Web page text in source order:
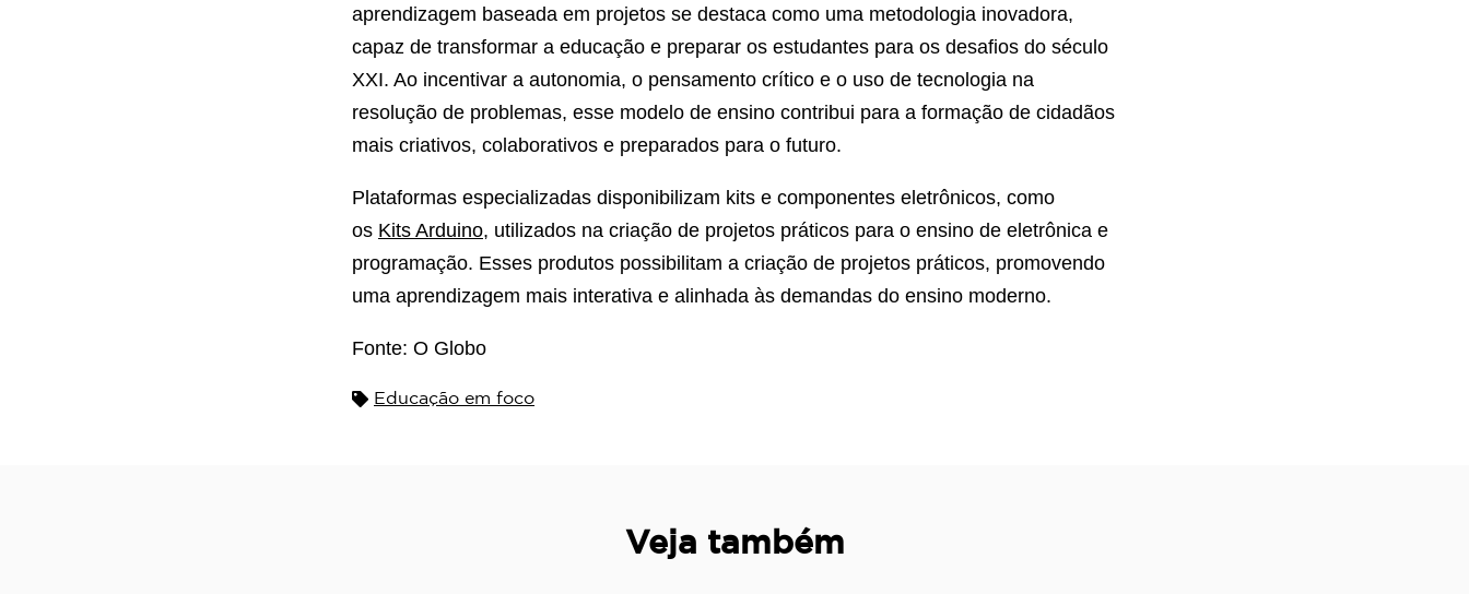
aprendizagem baseada em projetos se destaca como uma metodologia inovadora,
capaz de transformar a educação e preparar os estudantes para os desafios do século
XXI. Ao incentivar a autonomia, o pensamento crítico e o uso de tecnologia na
resolução de problemas, esse modelo de ensino contribui para a formação de cidadãos
mais criativos, colaborativos e preparados para o futuro.
Plataformas especializadas disponibilizam kits e componentes eletrônicos, como
os Kits Arduino, utilizados na criação de projetos práticos para o ensino de eletrônica e
programação. Esses produtos possibilitam a criação de projetos práticos, promovendo
uma aprendizagem mais interativa e alinhada às demandas do ensino moderno.
Fonte: O Globo
Educação em foco
Veja também